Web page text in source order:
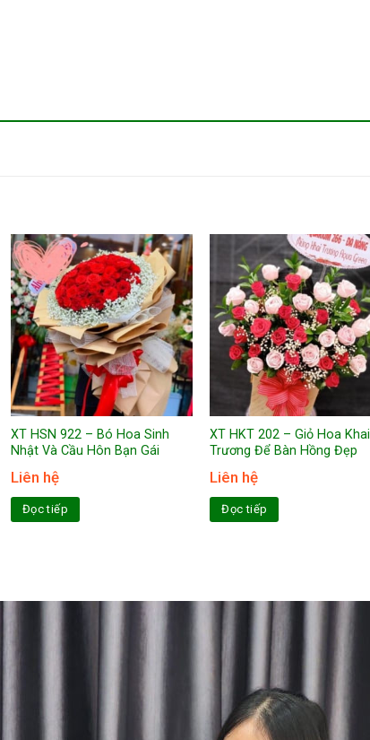
XT HSN 922 – Bó Hoa Sinh
Nhật Và Cầu Hôn Bạn Gái
Liên hệ
Đọc tiếp
XT HKT 202 – Giỏ Hoa Khai
Trương Để Bàn Hồng Đẹp
Liên hệ
Đọc tiếp